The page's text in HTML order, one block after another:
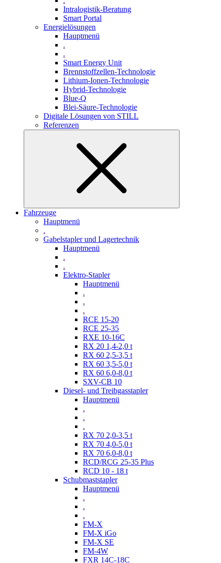
Intralogistik-Beratung
Smart Portal
Energielösungen
Hauptmenü
.
.
Smart Energy Unit
Brennstoffzellen-Technologie
Lithium-Ionen-Technologie
Hybrid-Technologie
Blue-Q
Blei-Säure-Technologie
Digitale Lösungen von STILL
Referenzen
Fahrzeuge
Hauptmenü
.
Gabelstapler und Lagertechnik
Hauptmenü
.
.
Elektro-Stapler
Hauptmenü
.
.
.
RCE 15-20
RCE 25-35
RXE 10-16C
RX 20 1,4-2,0 t
RX 60 2,5-3,5 t
RX 60 3,5-5,0 t
RX 60 6,0-8,0 t
SXV-CB 10
Diesel- und Treibgasstapler
Hauptmenü
.
.
.
RX 70 2,0-3,5 t
RX 70 4,0-5,0 t
RX 70 6,0-8,0 t
RCD/RCG 25-35 Plus
RCD 10 - 18 t
Schubmaststapler
Hauptmenü
.
.
.
FM-X
FM-X iGo
FM-X SE
FM-4W
FXR 14C-18C